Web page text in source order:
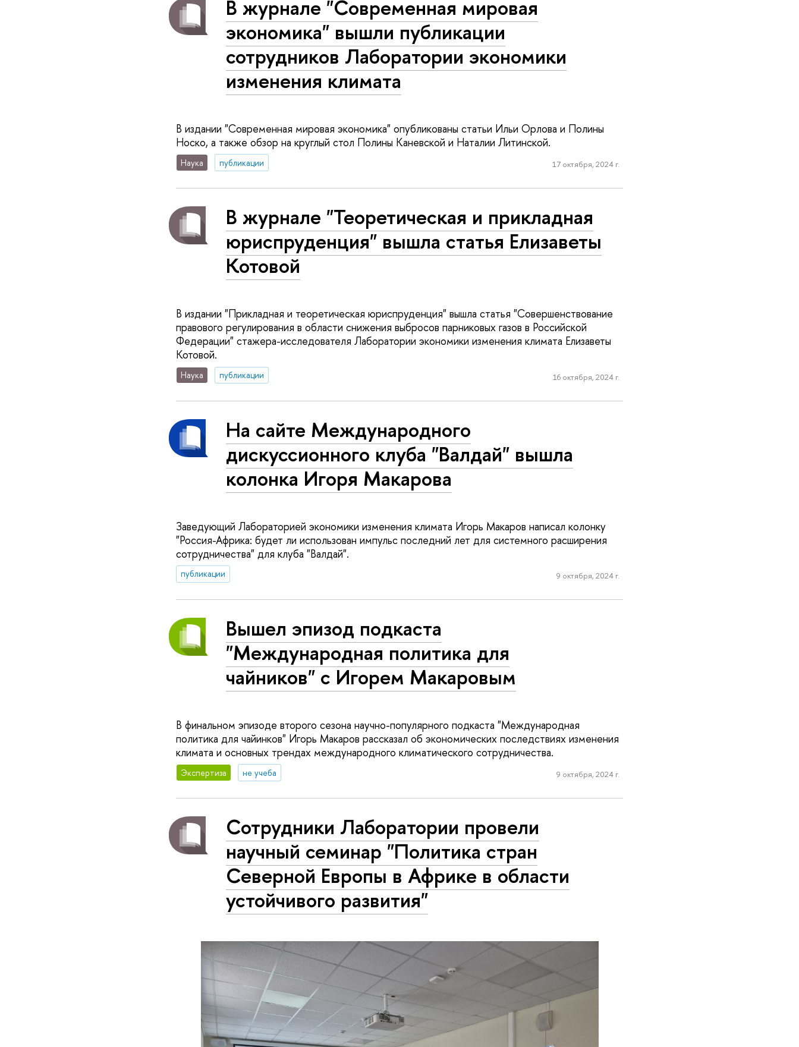
В журнале "Современная мировая
экономика" вышли публикации
сотрудников Лаборатории экономики
изменения климата
В издании "Современная мировая экономика" опубликованы статьи Ильи Орлова и Полины
Носко, а также обзор на круглый стол Полины Каневской и Наталии Литинской.
Наука публикации 17 октября, 2024 г.
В журнале "Теоретическая и прикладная
юриспруденция" вышла статья Елизаветы
Котовой
В издании "Прикладная и теоретическая юриспруденция" вышла статья "Совершенствование
правового регулирования в области снижения выбросов парниковых газов в Российской
Федерации" стажера-исследователя Лаборатории экономики изменения климата Елизаветы
Котовой.
Наука публикации 16 октября, 2024 г.
На сайте Международного
дискуссионного клуба "Валдай" вышла
колонка Игоря Макарова
Заведующий Лабораторией экономики изменения климата Игорь Макаров написал колонку
"Россия-Африка: будет ли использован импульс последний лет для системного расширения
сотрудничества" для клуба "Валдай".
публикации 9 октября, 2024 г.
Вышел эпизод подкаста
"Международная политика для
чайников" с Игорем Макаровым
В финальном эпизоде второго сезона научно-популярного подкаста "Международная
политика для чайинков" Игорь Макаров рассказал об экономических последствиях изменения
климата и основных трендах международного климатического сотрудничества.
Экспертиза не учеба 9 октября, 2024 г.
Сотрудники Лаборатории провели
научный семинар "Политика стран
Северной Европы в Африке в области
устойчивого развития"